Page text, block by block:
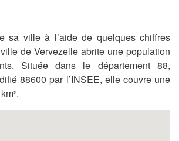
sa ville à l’aide de quelques chiffres
de Vervezelle abrite une population
Située dans le département 88,
88600 par l’INSEE, elle couvre une